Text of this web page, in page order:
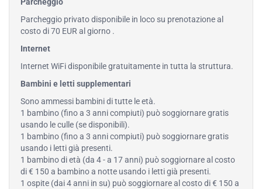
Parcheggio
Parcheggio privato disponibile in loco su prenotazione al
costo di 70 EUR al giorno .
Internet
Internet WiFi disponibile gratuitamente in tutta la struttura.
Bambini e letti supplementari
Sono ammessi bambini di tutte le età.
1 bambino (fino a 3 anni compiuti) può soggiornare gratis
usando le culle (se disponibili).
1 bambino (fino a 3 anni compiuti) può soggiornare gratis
usando i letti già presenti.
1 bambino di età (da 4 - a 17 anni) può soggiornare al costo
di € 150 a bambino a notte usando i letti già presenti.
1 ospite (dai 4 anni in su) può soggiornare al costo di € 150 a